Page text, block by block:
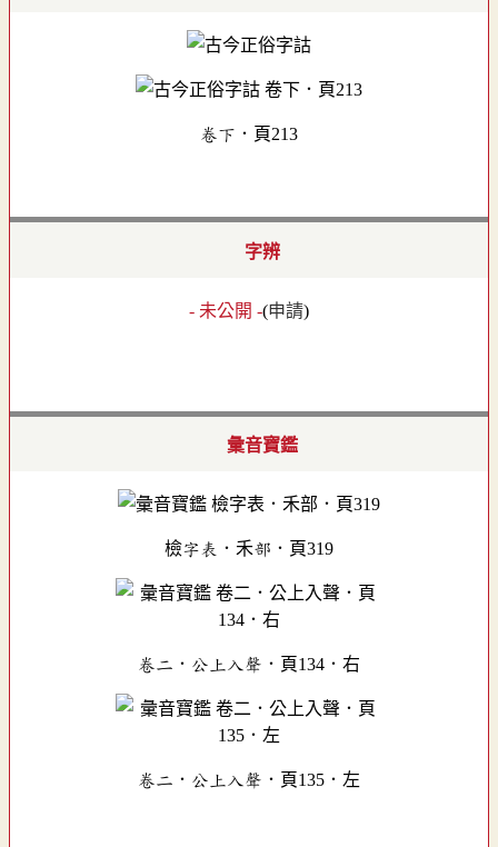
卷下．頁213
字辨
- 未公開 -(申請)
彙音寶鑑
檢字表．禾部．頁319
卷二．公上入聲．頁134．右
卷二．公上入聲．頁135．左